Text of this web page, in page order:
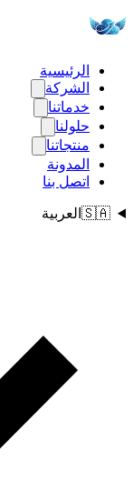
الرئيسية
الشركة
خدماتنا
حلولنا
منتجاتنا
المدونة
اتصل بنا
🇸🇦العربية